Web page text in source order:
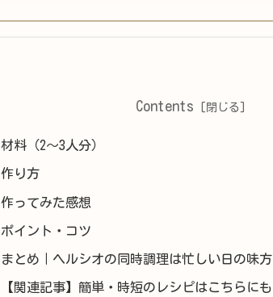
Contents
材料（2〜3人分）
作り方
作ってみた感想
ポイント・コツ
まとめ｜ヘルシオの同時調理は忙しい日の味方
【関連記事】簡単・時短のレシピはこちらにも